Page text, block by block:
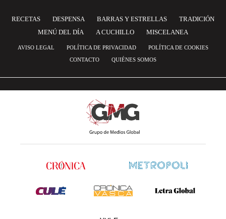
RECETAS DESPENSA BARRAS Y ESTRELLAS
TRADICIÓN
MENÚ DEL DÍA
A CUCHILLO MISCELANEA
AVISO LEGAL POLÍTICA DE PRIVACIDAD
POLÍTICA DE COOKIES
CONTACTO
QUIÉNES SOMOS